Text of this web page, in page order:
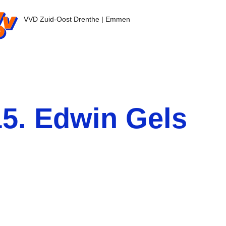
- Ga naar de homepage
VVD Zuid-Oost Drenthe | Emmen
Edwin Gels